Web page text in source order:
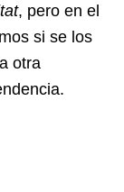
, pero en el
si se los
otra